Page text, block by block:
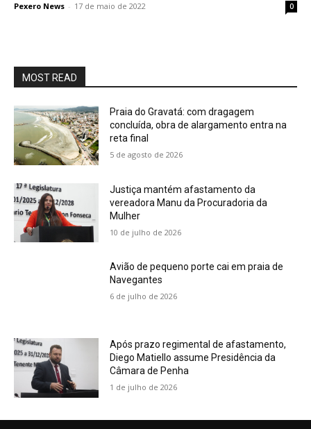
Pexero News - 17 de maio de 2022 0
MOST READ
Praia do Gravatá: com dragagem
concluída, obra de alargamento entra na
reta final
5 de agosto de 2026
Justiça mantém afastamento da
vereadora Manu da Procuradoria da
Mulher
10 de julho de 2026
Avião de pequeno porte cai em praia de
Navegantes
6 de julho de 2026
Após prazo regimental de afastamento,
Diego Matiello assume Presidência da
Câmara de Penha
1 de julho de 2026